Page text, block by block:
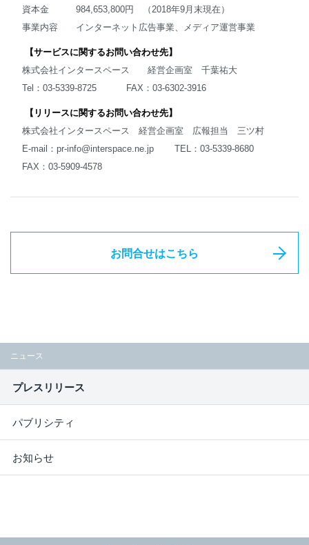
資本金 984,653,800円 （2018年9月末現在）
事業内容 インターネット広告事業、メディア運営事業
【サービスに関するお問い合わせ先】
株式会社インタースペース 経営企画室 千葉祐大
Tel：03-5339-8725 FAX：03-6302-3916
【リリースに関するお問い合わせ先】
株式会社インタースペース 経営企画室 広報担当 三ツ村
E-mail： pr-info@interspace.ne.jpTEL：03-5339-8680
FAX：03-5909-4578
お問合せはこちら
ニュース
プレスリリース
パブリシティ
お知らせ